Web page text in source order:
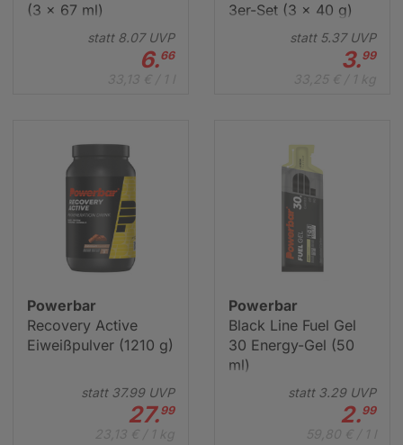
(3 x 67 ml)
statt 8.07UVP
6.66
3er-Set (3 x 40 g)
statt 5.37UVP
3.99
Powerbar
Recovery Active
Eiweißpulver (1210 g)
statt 37.99UVP
27.99
Powerbar
Black Line Fuel Gel
30 Energy-Gel (50
ml)
statt 3.29UVP
2.99